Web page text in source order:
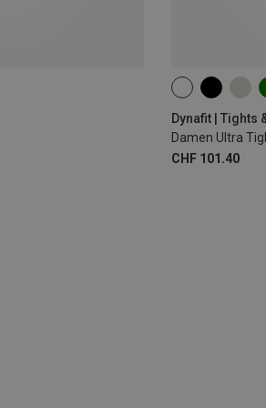
Dynafit | Tights
Damen Ultra
CHF 101.40
XS S M